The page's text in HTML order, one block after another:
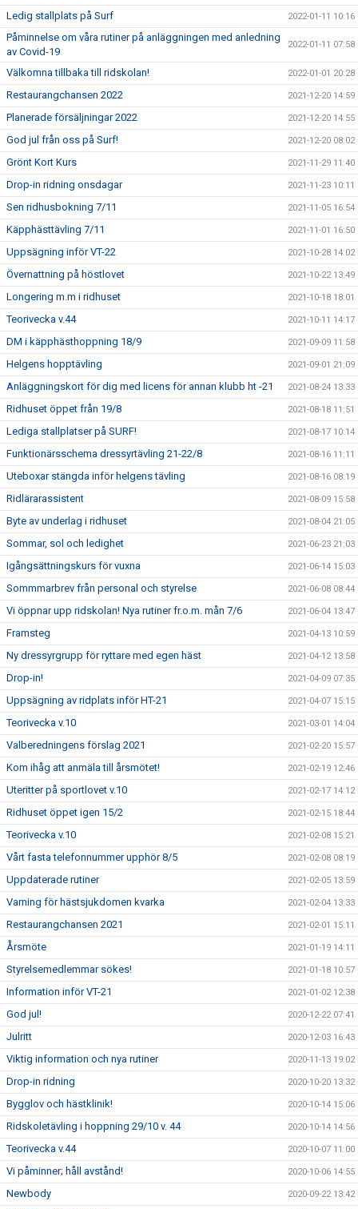
Ledig stallplats på Surf 2022-01-11 10:16
Påminnelse om våra rutiner på anläggningen med anledning
av Covid-19
2022-01-11 07:58
Välkomna tillbaka till ridskolan! 2022-01-01 20:28
Restaurangchansen 2022 2021-12-20 14:59
Planerade försäljningar 2022 2021-12-20 14:55
God jul från oss på Surf! 2021-12-20 08:02
Grönt Kort Kurs 2021-11-29 11:40
Drop-in ridning onsdagar 2021-11-23 10:11
Sen ridhusbokning 7/11 2021-11-05 16:54
Käpphästtävling 7/11 2021-11-01 16:50
Uppsägning inför VT-22 2021-10-28 14:02
Övernattning på höstlovet 2021-10-22 13:49
Longering m.m i ridhuset 2021-10-18 18:01
Teorivecka v.44 2021-10-11 14:17
DM i käpphästhoppning 18/9 2021-09-09 11:58
Helgens hopptävling 2021-09-01 21:09
Anläggningskort för dig med licens för annan klubb ht -21 2021-08-24 13:33
Ridhuset öppet från 19/8 2021-08-18 11:51
Lediga stallplatser på SURF! 2021-08-17 10:14
Funktionärsschema dressyrtävling 21-22/8 2021-08-16 11:11
Uteboxar stängda inför helgens tävling 2021-08-16 08:19
Ridlärarassistent 2021-08-09 15:58
Byte av underlag i ridhuset 2021-08-04 21:05
Sommar, sol och ledighet 2021-06-23 21:03
Igångsättningskurs för vuxna 2021-06-14 15:03
Sommmarbrev från personal och styrelse 2021-06-08 08:44
Vi öppnar upp ridskolan! Nya rutiner fr.o.m. mån 7/6 2021-06-04 13:47
Framsteg 2021-04-13 10:59
Ny dressyrgrupp för ryttare med egen häst 2021-04-12 13:58
Drop-in! 2021-04-09 07:35
Uppsägning av ridplats inför HT-21 2021-04-07 15:15
Teorivecka v.10 2021-03-01 14:04
Valberedningens förslag 2021 2021-02-20 15:57
Kom ihåg att anmäla till årsmötet! 2021-02-19 12:46
Uteritter på sportlovet v.10 2021-02-17 14:12
Ridhuset öppet igen 15/2 2021-02-15 18:44
Teorivecka v.10 2021-02-08 15:21
Vårt fasta telefonnummer upphör 8/5 2021-02-08 08:19
Uppdaterade rutiner 2021-02-05 13:59
Varning för hästsjukdomen kvarka 2021-02-04 13:33
Restaurangchansen 2021 2021-02-01 15:11
Årsmöte 2021-01-19 14:11
Styrelsemedlemmar sökes! 2021-01-18 10:57
Information inför VT-21 2021-01-02 12:38
God jul! 2020-12-22 07:41
Julritt 2020-12-03 16:43
Viktig information och nya rutiner 2020-11-13 19:02
Drop-in ridning 2020-10-20 13:32
Bygglov och hästklinik! 2020-10-14 15:06
Ridskoletävling i hoppning 29/10 v. 44 2020-10-14 14:56
Teorivecka v.44 2020-10-07 11:00
Vi påminner; håll avstånd! 2020-10-06 14:55
Newbody 2020-09-22 13:42